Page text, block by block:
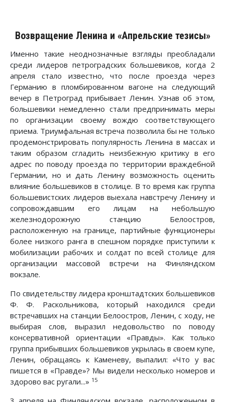
Возвращение Ленина и «Апрельские тезисы»
Именно такие неоднозначные взгляды преобладали
среди лидеров петроградских большевиков, когда 2
апреля стало известно, что после проезда через
Германию в пломбированном вагоне на следующий
вечер в Петроград прибывает Ленин. Узнав об этом,
большевики немедленно стали предпринимать меры
по организации своему вождю соответствующего
приема. Триумфальная встреча позволила бы не только
продемонстрировать популярность Ленина в массах и
таким образом сгладить неизбежную критику в его
адрес по поводу проезда по территории враждебной
Германии, но и дать Ленину возможность оценить
влияние большевиков в столице. В то время как группа
большевистских лидеров выехала навстречу Ленину и
сопровождавшим его лицам на небольшую
железнодорожную станцию Белоостров,
расположенную на границе, партийные функционеры
более низкого ранга в спешном порядке приступили к
мобилизации рабочих и солдат по всей столице для
организации массовой встречи на Финляндском
вокзале.
По свидетельству лидера кронштадтских большевиков
Ф. Ф. Раскольникова, который находился среди
встречавших на станции Белоостров, Ленин, с ходу, не
выбирая слов, выразил недовольство по поводу
консервативной ориентации «Правды». Как только
группа прибывших большевиков укрылась в своем купе,
Ленин, обращаясь к Каменеву, выпалил: «Что у вас
пишется в «Правде»? Мы видели несколько номеров и
здорово вас ругали...» 15